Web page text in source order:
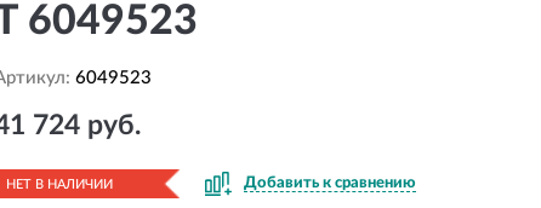
6049523
6049523
724 руб.
НЕТ В НАЛИЧИИ Добавить к сравнению